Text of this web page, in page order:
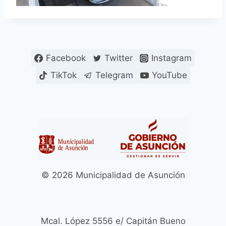
Facebook Twitter
Instagram
TikTok
Telegram YouTube
© 2026 Municipalidad de Asunción
Mcal. López 5556 e/ Capitán Bueno